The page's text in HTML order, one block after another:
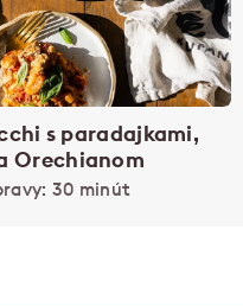
s paradajkami,
Orechianom
30 minút